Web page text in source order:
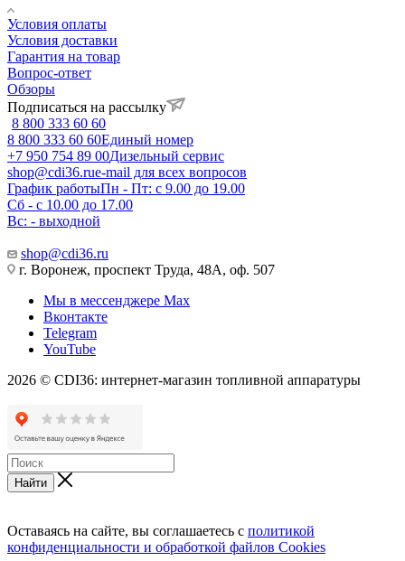
Условия оплаты
Условия доставки
Гарантия на товар
Вопрос-ответ
Обзоры
Подписаться на рассылку
8 800 333 60 60
8 800 333 60 60Единый номер
+7 950 754 89 00Дизельный сервис
shop@cdi36.rue-mail для всех вопросов
График работыПн - Пт: с 9.00 до 19.00
Сб - с 10.00 до 17.00
Вс: - выходной
shop@cdi36.ru
г. Воронеж, проспект Труда, 48А, оф. 507
Мы в мессенджере Max
Вконтакте
Telegram
YouTube
2026 © CDI36: интернет-магазин топливной аппаратуры
Найти
Оставаясь на сайте, вы соглашаетесь с политикой
конфиденциальности и обработкой файлов Cookies